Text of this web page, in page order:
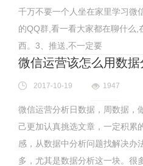
千万不要一个人坐在家里学习微
的QQ群,看一看大家都在聊什么,
西。3、推送,不一定要
微信运营该怎么用数
2017-10-19 1947
微信运营分析日数据，周数据，
己更加认真挑选文章，一定积累
感，从数据中分析问题找解决办
多，尤其是数据分析这一块。很